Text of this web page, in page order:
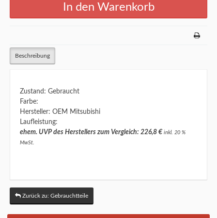
Beschreibung
Zustand: Gebraucht
Farbe:
Hersteller: OEM Mitsubishi
Laufleistung:
ehem. UVP des Herstellers zum Vergleich: 226,8 € inkl. 20 %
MwSt.
Zurück zu: Gebrauchtteile